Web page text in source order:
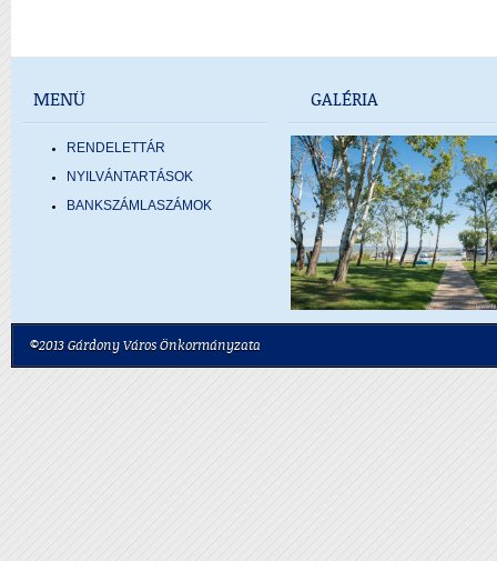
MENÜ
RENDELETTÁR
NYILVÁNTARTÁSOK
BANKSZÁMLASZÁMOK
GALÉRIA
©2013 Gárdony Város Önkormányzata